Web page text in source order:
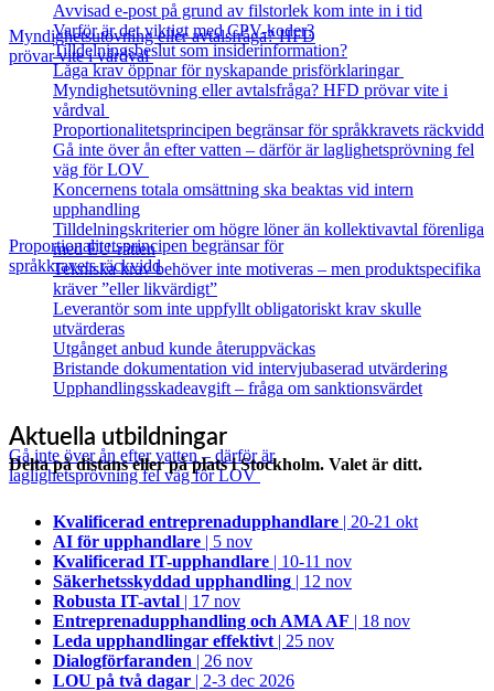
Myndighetsutövning eller avtalsfråga? HFD
prövar vite i vårdval
Proportionalitetsprincipen begränsar för
språkkravets räckvidd
Gå inte över ån efter vatten – därför är
laglighetsprövning fel väg för LOV
Avvisad e-post på grund av filstorlek kom inte in i tid
Varför är det viktigt med CPV-koder?
Tilldelningsbeslut som insiderinformation?
Låga krav öppnar för nyskapande prisförklaringar
Myndighetsutövning eller avtalsfråga? HFD prövar vite i
vårdval
Proportionalitetsprincipen begränsar för språkkravets räckvidd
Gå inte över ån efter vatten – därför är laglighetsprövning fel
väg för LOV
Koncernens totala omsättning ska beaktas vid intern
upphandling
Tilldelningskriterier om högre löner än kollektivavtal förenliga
med EU‑rätten
Tekniska krav behöver inte motiveras – men produktspecifika
kräver ”eller likvärdigt”
Leverantör som inte uppfyllt obligatoriskt krav skulle
utvärderas
Utgånget anbud kunde återuppväckas
Bristande dokumentation vid intervjubaserad utvärdering
Upphandlingsskadeavgift – fråga om sanktionsvärdet
Aktuella utbildningar
Delta på distans eller på plats i Stockholm. Valet är ditt.
Kvalificerad entreprenad­upphandlare | 20-21 okt
AI för upphandlare | 5 nov
Kvalificerad IT-upphandlare | 10-11 nov
Säkerhetsskyddad upphandling | 12 nov
Robusta IT-avtal | 17 nov
Entreprenadupphandling och AMA AF | 18 nov
Leda upphandlingar effektivt | 25 nov
Dialogförfaranden | 26 nov
LOU på två dagar | 2-3 dec 2026